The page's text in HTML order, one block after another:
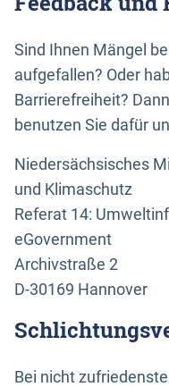
Sind Ihnen Mängel
aufgefallen? Oder
Barrierefreiheit?
benutzen Sie dafür
Niedersächsisches
und Klimaschutz
Referat 14:
eGovernment
Archivstraße 2
D-30169 Hannover
Bei nicht